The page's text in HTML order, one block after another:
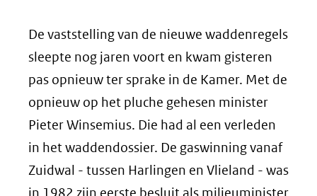
De vaststelling van de nieuwe waddenregels
sleepte nog jaren voort en kwam gisteren
pas opnieuw ter sprake in de Kamer. Met de
opnieuw op het pluche gehesen minister
Pieter Winsemius. Die had al een verleden
in het waddendossier. De gaswinning vanaf
Zuidwal - tussen Harlingen en Vlieland - was